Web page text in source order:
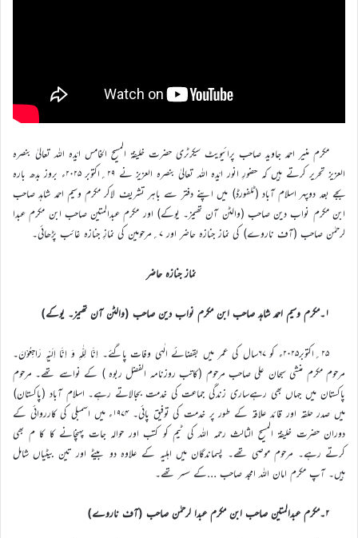
مکرم منیر احمد جاوید صاحب پرائیویٹ سیکرٹری حضرت خلیفۃ المسیح الخامس ایّدہ اللہ تعالیٰ بنصرہ
العزیز تحریر کرتے ہیں کہ حضورِ انور ایّدہ اللہ تعالیٰ بنصرہ العزیز نے ۲۹؍اکتوبر ۲۰۲۵ء بروز بدھ بارہ
بجے بعد دوپہر اسلام آباد (ٹلفورڈ) میں اپنے دفتر سے باہر تشریف لاکر مکرم وسیم احمد شاہد صاحب
ابن مکرم نواب دین صاحب (والٹن آن تھیمز۔ یوکے) اور مکرم عبدالمتین صاحب ابن مکرم عبدا
لرحمٰن صاحب (آف ناروے) کی نماز جنازہ حاضر اور ۷؍مرحومین کی نمازِ جنازہ غائب پڑھائی۔
نماز جنازہ حاضر
۱۔مکرم وسیم احمد شاہد صاحب ابن مکرم نواب دین صاحب (والٹن آن تھیمز۔ یوکے)
۲۵؍اکتوبر۲۰۲۵ء کو ۶۷سال کی عمر میں بقضائے الٰہی وفات پاگئے۔ اِنَّا لِلّٰہِ وَ اِنَّا اِلَیْہِ رَاجِعُوْنَ۔
مرحوم مکرم منشی سبحان علی صاحب مرحوم (کاتب روزنامہ الفضل ربوہ ) کے نواسے تھے۔ مرحوم
پاکستان میں جہاں بھی رہےساری زندگی جماعت کی خدمت بجالاتے رہے۔ اسلام آباد (پاکستان)
میں صدر حلقہ اور قائد علاقہ کے طور پر خدمت کی توفیق پائی۔ ۱۹۷۴ء میں اسمبلی کی کارروائی کے
دوران حضرت خلیفۃ المسیح الثالث رحمہ اللہ کی ٹیم کو کتب اور حوالہ جات پہنچانے کا کا م بھی
کرتے رہے۔ مرحوم موصی تھے۔ پسماندگان میں اہلیہ کے علاوہ دو بیٹے اور تین بیٹیاں شامل
ہیں۔ آپ مکرم امان اللہ امجد صاحب …کے سسر تھے۔
۲۔مکرم عبدالمتین صاحب ابن مکرم عبدا لرحمٰن صاحب (آف ناروے)